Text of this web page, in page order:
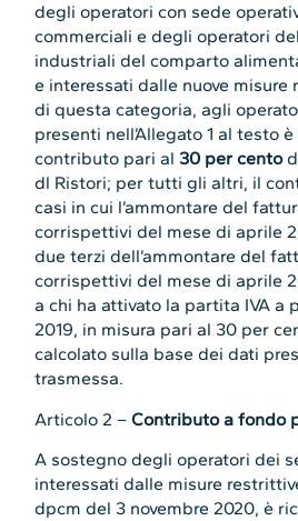
degli operatori con sede
commerciali e degli operatori
industriali del comparto
e interessati dalle nuove misure
di questa categoria, agli
presenti nell’Allegato 1 al testo
contributo pari al 30 per cento
dl Ristori; per tutti gli altri, il
casi in cui l’ammontare del
corrispettivi del mese di aprile
due terzi dell’ammontare del
corrispettivi del mese di aprile
a chi ha attivato la partita IVA a
2019, in misura pari al 30 per
calcolato sulla base dei dati
trasmessa.
Articolo 2 –Contributo a fondo
A sostegno degli operatori dei
interessati dalle misure
dpcm del 3 novembre 2020, è